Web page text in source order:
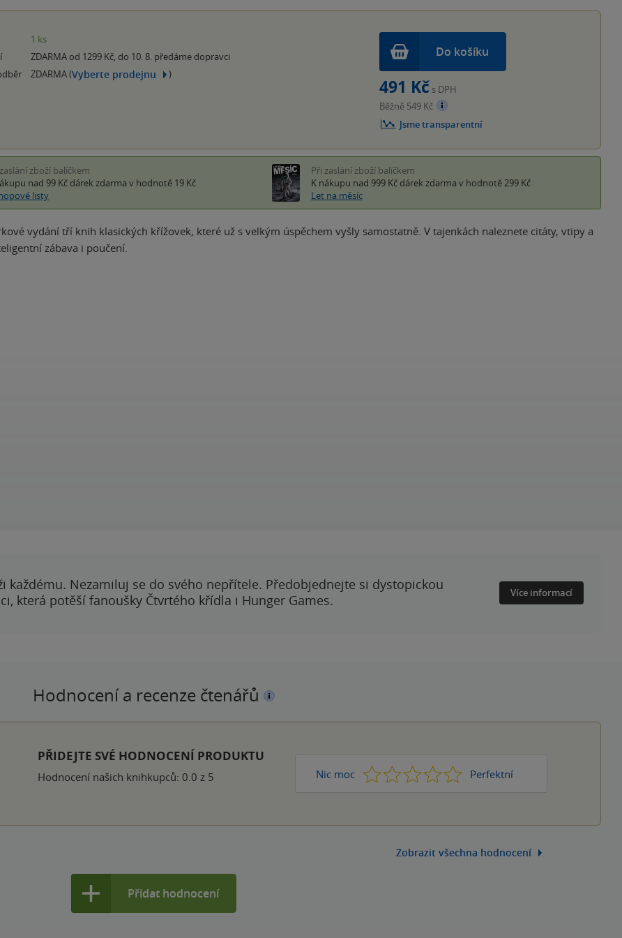
1 ks
ZDARMA od 1299 Kč, do 10. 8. předáme dopravci
ZDARMA (Vyberte prodejnu )
Do košíku
491 Kč s DPH
Běžně 549 Kč
Jsme transparentní
zboží balíčkem
nad 99 Kč dárek zdarma v hodnotě 19 Kč
listy
Při zaslání zboží balíčkem
K nákupu nad 999 Kč dárek zdarma v hodnotě 299 Kč
Let na měsíc
vydání tří knih klasických křížovek, které už s velkým úspěchem vyšly samostatně. V tajenkách naleznete citáty, vtipy a
zábava i poučení.
každému. Nezamiluj se do svého nepřítele. Předobjednejte si dystopickou
která potěší fanoušky Čtvrtého křídla i Hunger Games.
Více informací
Hodnocení a recenze čtenářů
PŘIDEJTE SVÉ HODNOCENÍ PRODUKTU
Hodnocení našich knihkupců: 0.0 z 5 Nic moc 1 2 3 4 Perfektní
5
Zobrazit všechna hodnocení
Přidat hodnocení